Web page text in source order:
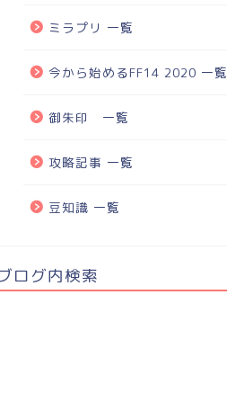
ミラプリ 一覧
今から始めるFF14 2020 一覧
御朱印 一覧
攻略記事 一覧
豆知識 一覧
ログ内検索